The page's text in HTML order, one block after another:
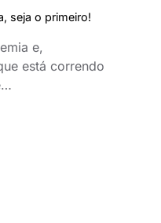
seja o primeiro!
e,
está correndo